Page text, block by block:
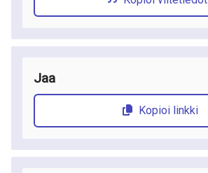
Jaa
Kopioi linkki